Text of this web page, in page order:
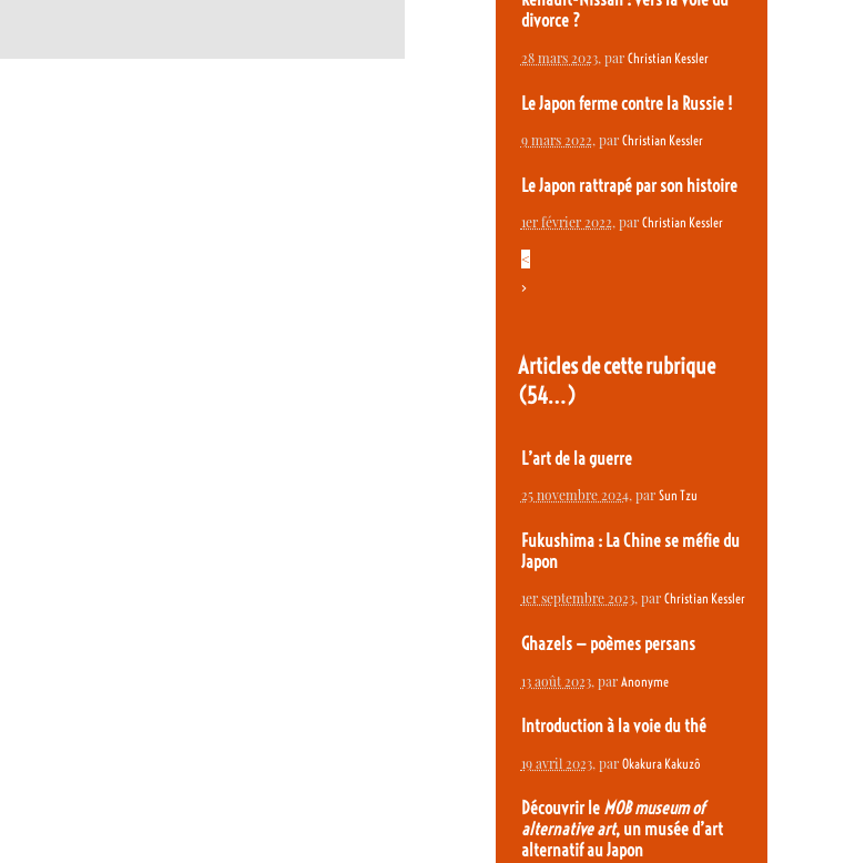
divorce ?
28 mars 2023, par Christian Kessler
Le Japon ferme contre la Russie !
9 mars 2022, par Christian Kessler
Le Japon rattrapé par son histoire
1er février 2022, par Christian Kessler
<
>
Articles de cette rubrique
(54…)
L’art de la guerre
25 novembre 2024, par Sun Tzu
Fukushima : La Chine se méfie du
Japon
1er septembre 2023, par Christian Kessler
Ghazels — poèmes persans
13 août 2023, par Anonyme
Introduction à la voie du thé
19 avril 2023, par Okakura Kakuzô
Découvrir le MOB museum of
alternative art, un musée d’art
alternatif au Japon